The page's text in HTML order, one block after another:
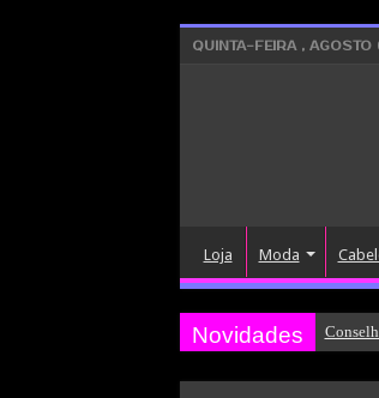
QUINTA-FEIRA ,
Loja Moda
Novidades